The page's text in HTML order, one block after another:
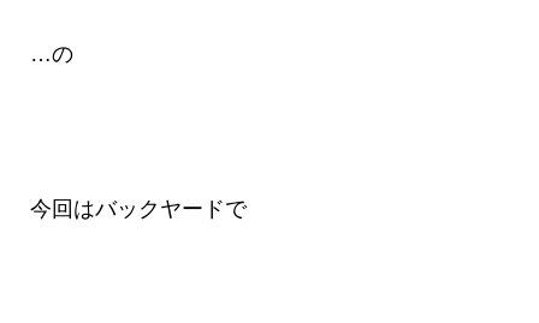
…の
今回はバックヤードで